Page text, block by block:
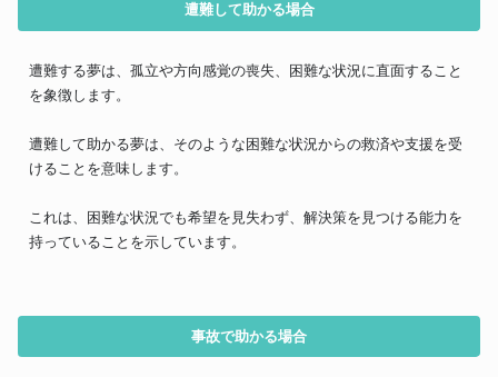
遭難して助かる場合
遭難する夢は、孤立や方向感覚の喪失、困難な状況に直面すること
を象徴します。
遭難して助かる夢は、そのような困難な状況からの救済や支援を受
けることを意味します。
これは、困難な状況でも希望を見失わず、解決策を見つける能力を
持っていることを示しています。
事故で助かる場合